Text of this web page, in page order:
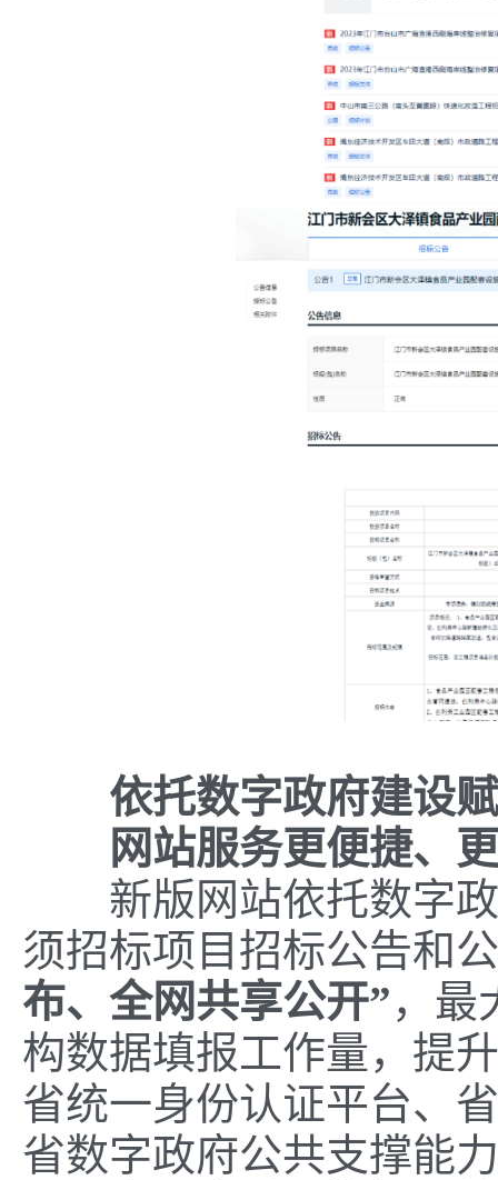
依托数字政府建设
网站服务更便捷、
新版网站依托数字政
须招标项目招标公告和
布、全网共享公开”，最
构数据填报工作量，提
省统一身份认证平台、
省数字政府公共支撑能